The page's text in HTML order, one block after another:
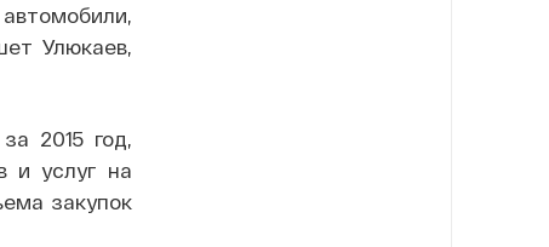
Улюкаев,
2015 год,
и услуг на
закупок